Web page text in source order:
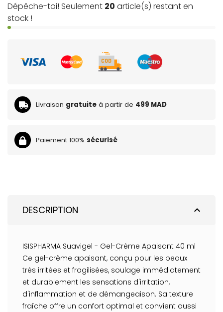
Dépêche-toi! Seulement 20 article(s) restant en
stock !
Livraison gratuite à partir de 499 MAD
Paiement 100% sécurisé
expand_less
DESCRIPTION
ISISPHARMA Suavigel - Gel-Crème Apaisant 40 ml
Ce gel-crème apaisant, conçu pour les peaux
très irritées et fragilisées, soulage immédiatement
et durablement les sensations d'irritation,
d'inflammation et de démangeaison. Sa texture
fraîche offre un confort optimal et convient aussi